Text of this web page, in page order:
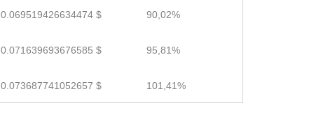
0.069519426634474 $ 90,02%
0.071639693676585 $ 95,81%
0.073687741052657 $ 101,41%